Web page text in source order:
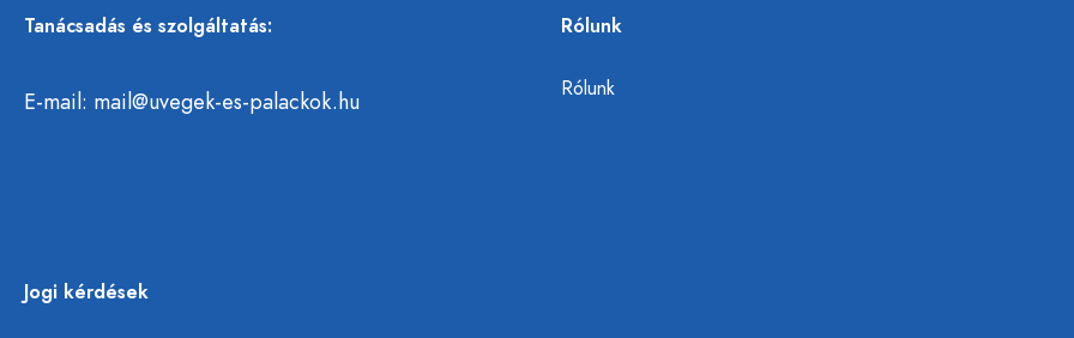
Tanácsadás és szolgáltatás:
E-mail: mail@uvegek-es-palackok.hu
Rólunk
Rólunk
Jogi kérdések